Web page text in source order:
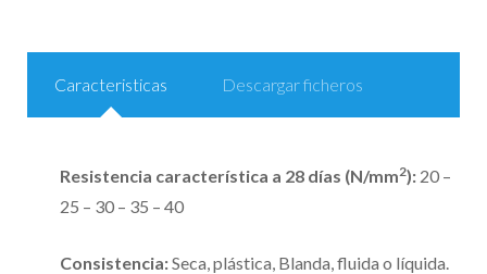
Caracteristicas Descargar ficheros
Resistencia característica a 28 días (N/mm2): 20 –
25 – 30 – 35 – 40
Consistencia:Seca, plástica, Blanda, fluida o líquida.